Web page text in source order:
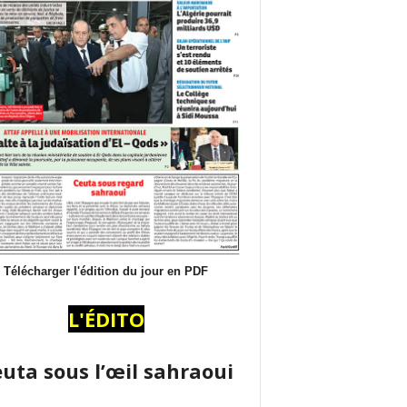
Télécharger l'édition du jour en PDF
L'ÉDITO
sous l’œil sahraoui